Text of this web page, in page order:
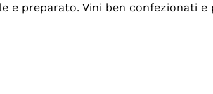
e preparato. Vini ben confezionati